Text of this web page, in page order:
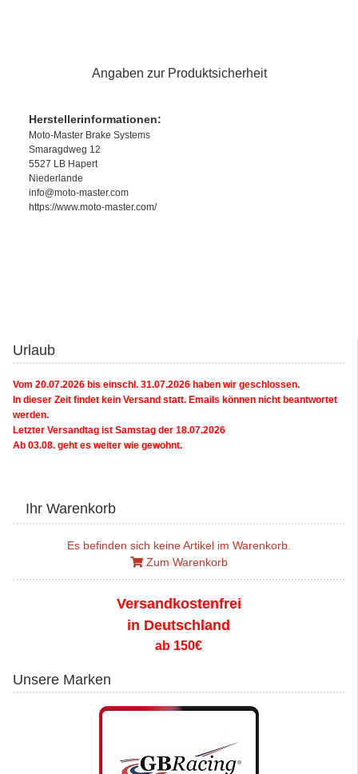
Angaben zur Produktsicherheit
Herstellerinformationen:
Moto-Master Brake Systems
Smaragdweg 12
5527 LB Hapert
Niederlande
info@moto-master.com
https://www.moto-master.com/
Urlaub
Vom 20.07.2026 bis einschl. 31.07.2026 haben wir geschlossen.
In dieser Zeit findet kein Versand statt. Emails können nicht beantwortet
werden.
Letzter Versandtag ist Samstag der 18.07.2026
Ab 03.08. geht es weiter wie gewohnt.
Ihr Warenkorb
Es befinden sich keine Artikel im Warenkorb.
Zum Warenkorb
Versandkostenfrei
in Deutschland
ab 150€
Unsere Marken